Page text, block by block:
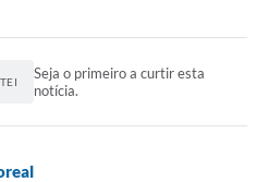
Seja o primeiro a curtir esta
notícia.